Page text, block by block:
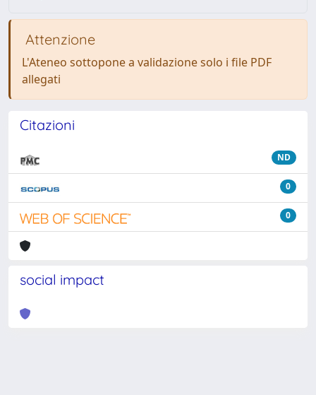
Attenzione
L'Ateneo sottopone a validazione solo i file PDF
allegati
Citazioni
ND
0
0
social impact